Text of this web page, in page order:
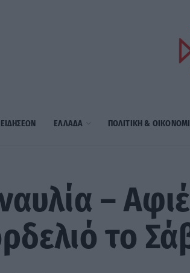
ΕΛΛΑΔΑ ΠΟΛΙΤΙΚΗ &
–
το